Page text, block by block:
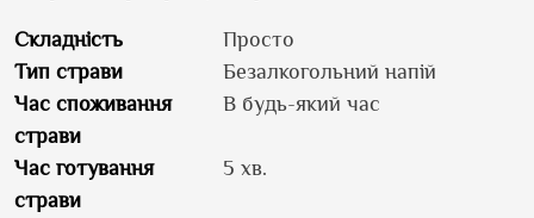
Складність
Просто
Тип страви
Безалкогольний напій
Час споживання
страви
В будь-який час
Час готування
страви
5 хв.